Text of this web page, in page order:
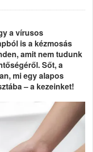
a vírusos
is a kézmosás
amit nem tudunk
Sőt, a
mi egy alapos
– a kezeinket!